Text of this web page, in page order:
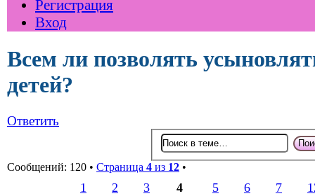
Регистрация
Вход
Всем ли позволять
детей?
Ответить
Сообщений: 120 • Страница 4 из 12 •
1 2 3 4 5 6 7